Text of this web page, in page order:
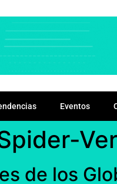
Eventos
de los